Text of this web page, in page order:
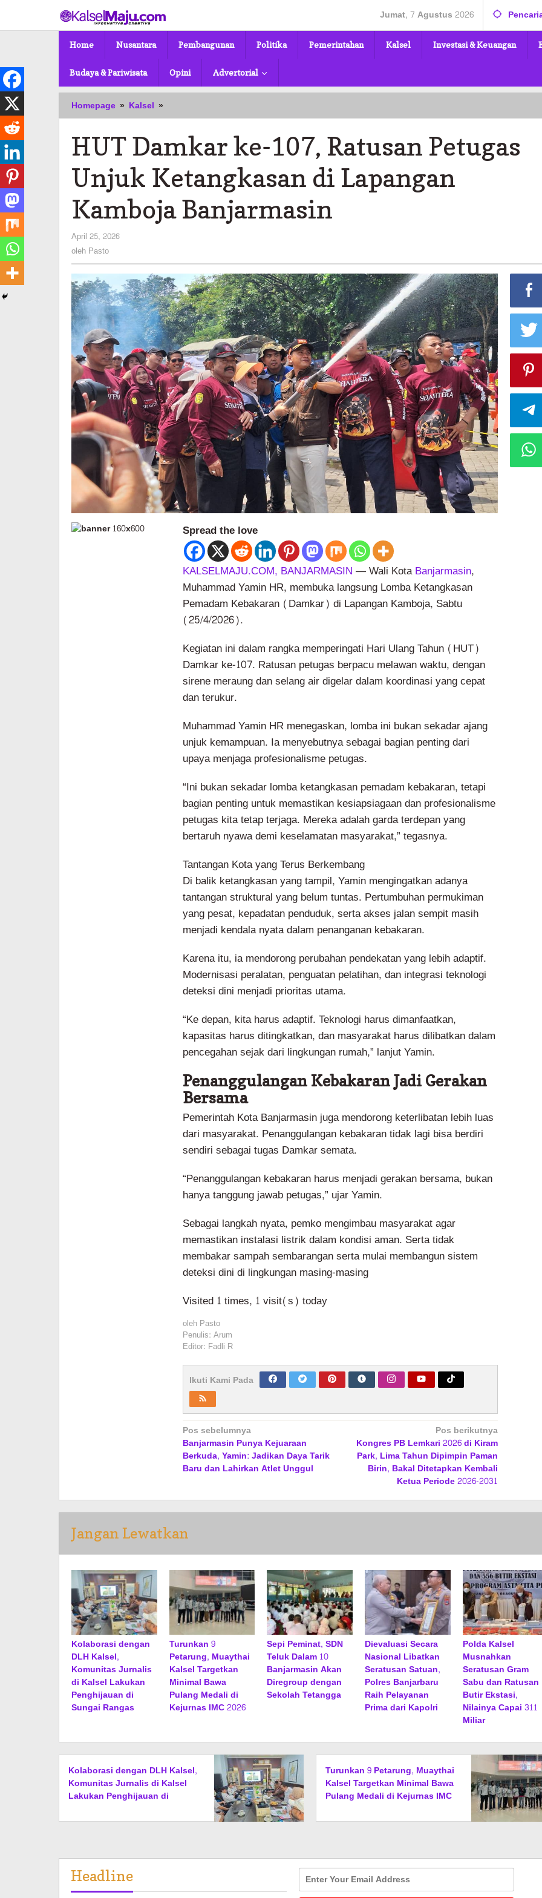
konten
Jumat, 7 Agustus 2026
Home Nusantara Pembangunan Politika Pemerintahan Kalsel Investasi & Keuangan
Budaya & Pariwisata Opini Advertorial
Homepage » Kalsel »
Damkar
107,
Ratusan
Petugas
Unjuk
di
Lapangan
HUT Damkar ke-107, Ratusan Petugas
Unjuk Ketangkasan di Lapangan
Kamboja Banjarmasin
April 25, 2026
oleh Pasto
Spread the love
KALSELMAJU.COM, BANJARMASIN— Wali KotaBanjarmasin,
Muhammad Yamin HR, membuka langsung Lomba Ketangkasan
Pemadam Kebakaran (Damkar) di Lapangan Kamboja, Sabtu
(25/4/2026).
Kegiatan ini dalam rangka memperingati Hari Ulang Tahun (HUT)
Damkar ke-107. Ratusan petugas berpacu melawan waktu, dengan
sirene meraung dan selang air digelar dalam koordinasi yang cepat
dan terukur.
Muhammad Yamin HR menegaskan, lomba ini bukan sekadar ajang
unjuk kemampuan. Ia menyebutnya sebagai bagian penting dari
upaya menjaga profesionalisme petugas.
“Ini bukan sekadar lomba ketangkasan pemadam kebakaran, tetapi
bagian penting untuk memastikan kesiapsiagaan dan profesionalisme
petugas kita tetap terjaga. Mereka adalah garda terdepan yang
bertaruh nyawa demi keselamatan masyarakat,” tegasnya.
Tantangan Kota yang Terus Berkembang
Di balik ketangkasan yang tampil, Yamin mengingatkan adanya
tantangan struktural yang belum tuntas. Pertumbuhan permukiman
yang pesat, kepadatan penduduk, serta akses jalan sempit masih
menjadi kendala nyata dalam penanganan kebakaran.
Karena itu, ia mendorong perubahan pendekatan yang lebih adaptif.
Modernisasi peralatan, penguatan pelatihan, dan integrasi teknologi
deteksi dini menjadi prioritas utama.
“Ke depan, kita harus adaptif. Teknologi harus dimanfaatkan,
kapasitas harus ditingkatkan, dan masyarakat harus dilibatkan dalam
pencegahan sejak dari lingkungan rumah,” lanjut Yamin.
Penanggulangan Kebakaran Jadi Gerakan
Bersama
Pemerintah Kota Banjarmasin juga mendorong keterlibatan lebih luas
dari masyarakat. Penanggulangan kebakaran tidak lagi bisa berdiri
sendiri sebagai tugas Damkar semata.
“Penanggulangan kebakaran harus menjadi gerakan bersama, bukan
hanya tanggung jawab petugas,” ujar Yamin.
Sebagai langkah nyata, pemko mengimbau masyarakat agar
memastikan instalasi listrik dalam kondisi aman. Serta tidak
membakar sampah sembarangan serta mulai membangun sistem
deteksi dini di lingkungan masing-masing
Visited 1 times, 1 visit(s) today
oleh Pasto
Penulis: Arum
Editor: Fadli R
Ikuti Kami Pada
Navigasi
pos
Pos sebelumnya
Banjarmasin Punya Kejuaraan
Berkuda, Yamin: Jadikan Daya Tarik
Baru dan Lahirkan Atlet Unggul
Pos berikutnya
Kongres PB Lemkari 2026 di Kiram
Park, Lima Tahun Dipimpin Paman
Birin, Bakal Ditetapkan Kembali
Ketua Periode 2026-2031
Jangan Lewatkan
Kolaborasi dengan
DLH Kalsel,
Komunitas Jurnalis
di Kalsel Lakukan
Penghijauan di
Sungai Rangas
Turunkan 9
Petarung, Muaythai
Kalsel Targetkan
Minimal Bawa
Pulang Medali di
Kejurnas IMC 2026
Sepi Peminat, SDN
Teluk Dalam 10
Banjarmasin Akan
Diregroup dengan
Sekolah Tetangga
Dievaluasi Secara
Nasional Libatkan
Seratusan Satuan,
Polres Banjarbaru
Raih Pelayanan
Prima dari Kapolri
Polda Kalsel
Musnahkan
Seratusan Gram
Sabu dan Ratusan
Butir Ekstasi,
Nilainya Capai 311
Miliar
Kolaborasi dengan DLH Kalsel,
Komunitas Jurnalis di Kalsel
Lakukan Penghijauan di
Turunkan 9 Petarung, Muaythai
Kalsel Targetkan Minimal Bawa
Pulang Medali di Kejurnas IMC
Headline